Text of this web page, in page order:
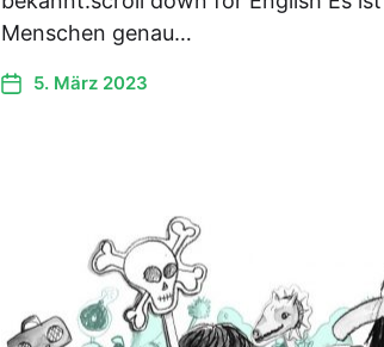
Menschen genau…
5. März 2023